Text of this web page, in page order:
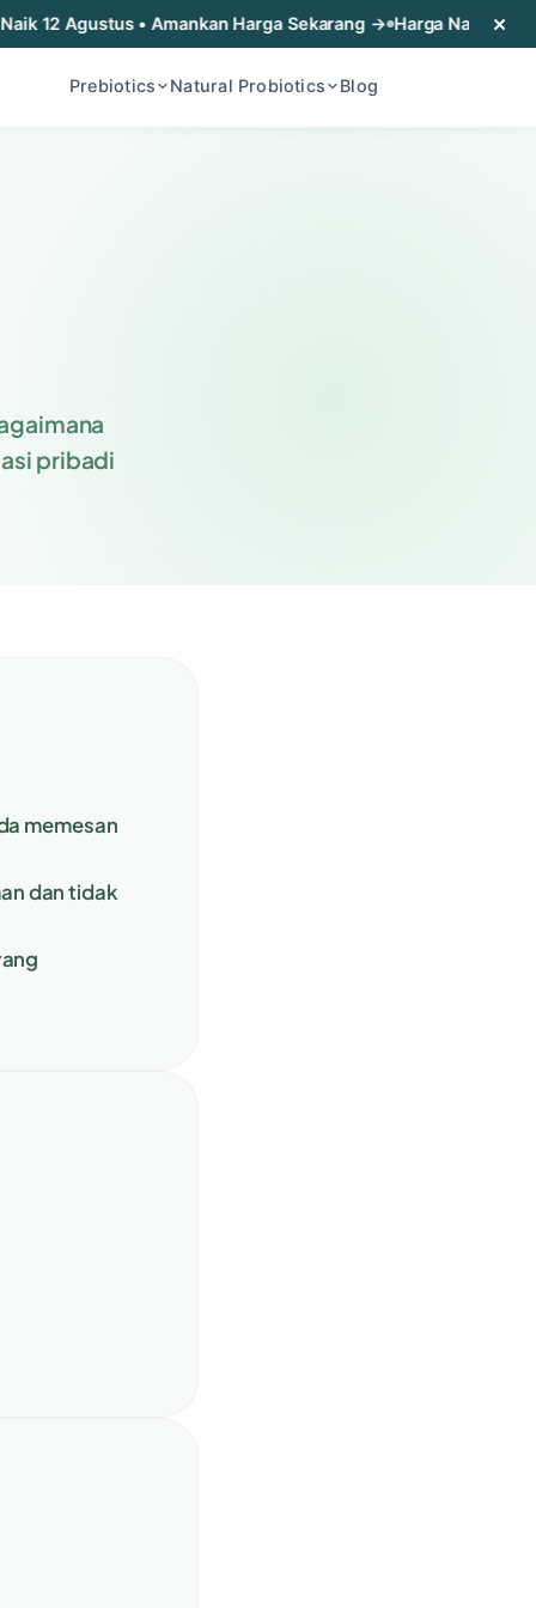
• Amankan Harga Sekarang → Harga Naik 12 Agustus • ×
Prebiotics Natural Probiotics Blog
pribadi
memesan
dan tidak